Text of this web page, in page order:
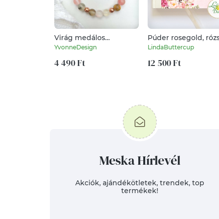
Virág medálos
rózsaopál kristálykarötő
YvonneDesign
4 490 Ft
Púder rosegold,
Esküvői Emlékkönyv,
Vendégkönyv, könyv,
Esküvői
vízfesték
LindaButtercup
12 500 Ft
Meska Hírlevél
Akciók, ajándékötletek, trendek, top
termékek!